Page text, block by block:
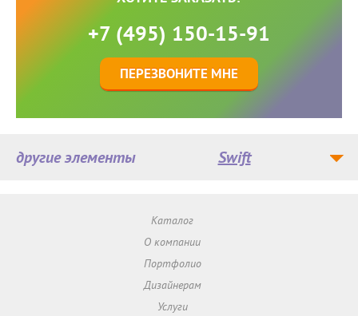
+7 (495) 150-15-91
ПЕРЕЗВОНИТЕ МНЕ
другие элементы Swift
Каталог
О компании
Портфолио
Дизайнерам
Услуги